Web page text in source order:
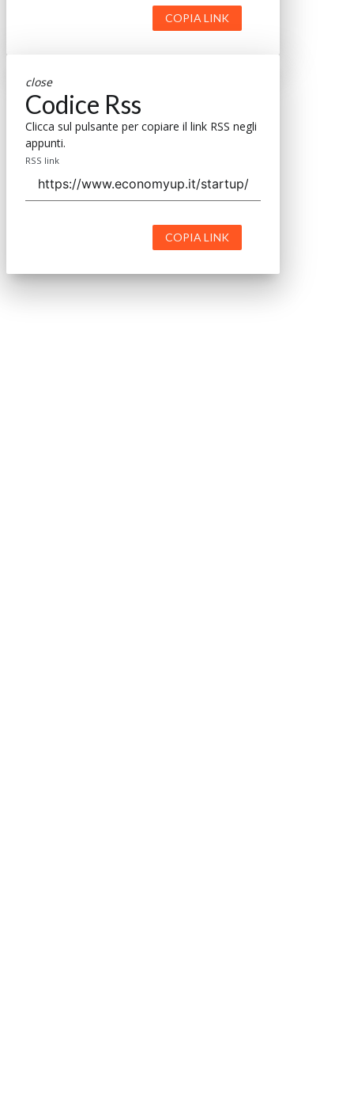
COPIA LINK
close
Codice Rss
Clicca sul pulsante per copiare il link RSS negli
appunti.
RSS link
COPIA LINK